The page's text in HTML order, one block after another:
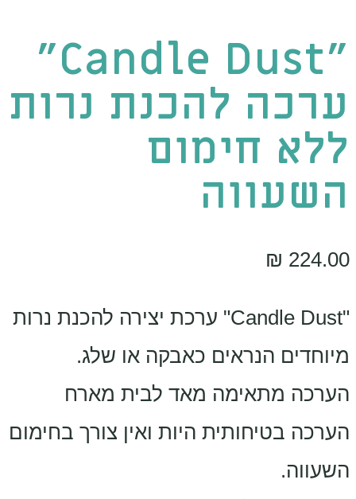
"Candle Dust"
ערכה להכנת נרות
ללא חימום
השעווה
₪ 224.00
"Candle Dust" ערכת יצירה להכנת נרות
מיוחדים הנראים כאבקה או שלג.
הערכה מתאימה מאד לבית מארח
הערכה בטיחותית היות ואין צורך בחימום
השעווה.